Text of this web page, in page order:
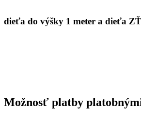
dieťa do výšky 1 meter a dieťa
Možnosť platby